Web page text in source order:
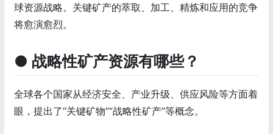
球资源战略。关键矿产的萃取、加工、精炼和应用的竞争
将愈演愈烈。
● 战略性矿产资源有哪些？
全球各个国家从经济安全、产业升级、供应风险等方面着
眼，提出了“关键矿物”“战略性矿产”等概念。